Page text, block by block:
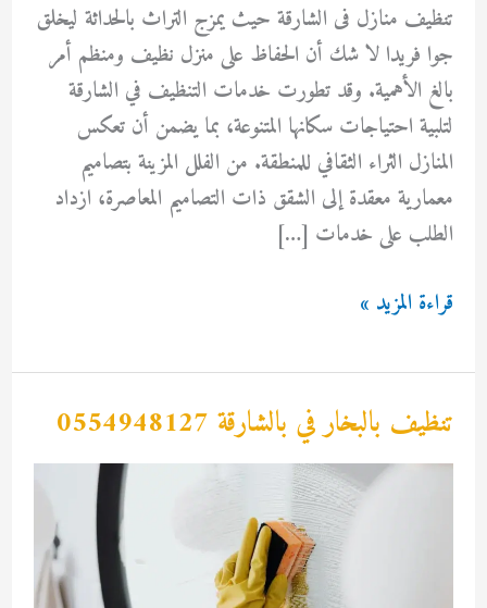
تنظيف منازل فى الشارقة حيث يمزج التراث بالحداثة ليخلق
جوا فريدا لا شك أن الحفاظ على منزل نظيف ومنظم أمر
بالغ الأهمية. وقد تطورت خدمات التنظيف في الشارقة
لتلبية احتياجات سكانها المتنوعة، بما يضمن أن تعكس
المنازل الثراء الثقافي للمنطقة. من الفلل المزينة بتصاميم
معمارية معقدة إلى الشقق ذات التصاميم المعاصرة، ازداد
الطلب على خدمات […]
تنظيف
فى
الشارقة
0554948127
قراءة المزيد »
تنظيف بالبخار في بالشارقة 0554948127